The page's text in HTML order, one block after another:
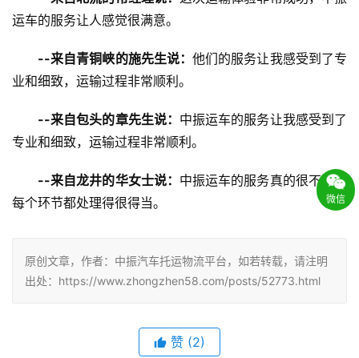
运车的服务让人感觉很满意。
--来自青铜峡的施先生说：他们的服务让我感受到了专
业和细致，运输过程非常顺利。
--来自包头的章先生说： 中振运车的服务让我感受到了
专业和细致，运输过程非常顺利。
--来自龙井的华女士说： 中振运车的服务真的很不错，
每个环节都处理得很得当。
原创文章，作者：中振汽车托运物流平台，如若转载，请注明
出处：https://www.zhongzhen58.com/posts/52773.html
赞 (2)
微信